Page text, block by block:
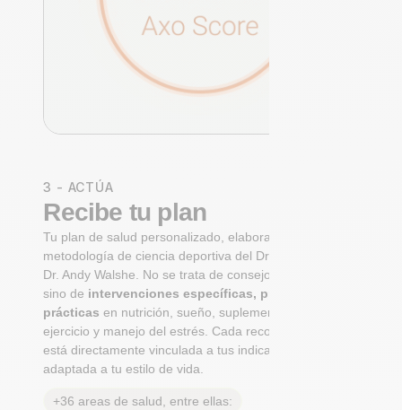
3 - ACTÚA
Recibe tu plan
Tu plan de salud personalizado, elaborado con la
metodología de ciencia deportiva del Dr. Niko Mihic y el
Dr. Andy Walshe. No se trata de consejos genéricos,
sino de intervenciones específicas, priorizadas y
prácticasen nutrición, sueño, suplementación,
ejercicio y manejo del estrés. Cada recomendación
está directamente vinculada a tus indicadores y
adaptada a tu estilo de vida.
+36 areas de salud, entre ellas: